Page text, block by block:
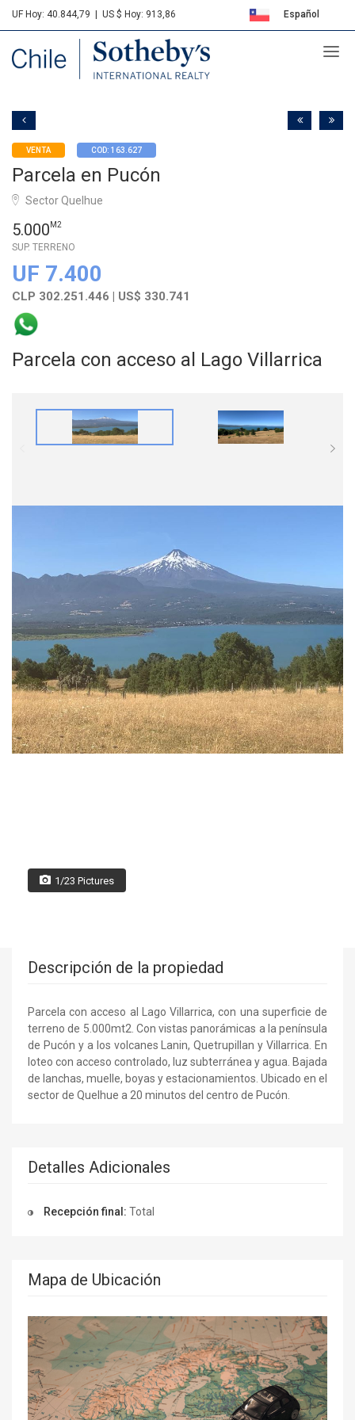
UF Hoy: 40.844,79 US $ Hoy: 913,86 Español
Sotheby's
VENTA COD: 163.627
Parcela en Pucón
Sector Quelhue
5.000 M2
SUP. TERRENO
UF 7.400
CLP 302.251.446 | US$ 330.741
Parcela con acceso al Lago Villarrica
1/23 Pictures
Descripción de la propiedad
Parcela con acceso al Lago Villarrica, con una superficie de
terreno de 5.000mt2. Con vistas panorámicas a la península
de Pucón y a los volcanes Lanin, Quetrupillan y Villarrica. En
loteo con acceso controlado, luz subterránea y agua. Bajada
de lanchas, muelle, boyas y estacionamientos. Ubicado en el
sector de Quelhue a 20 minutos del centro de Pucón.
Detalles Adicionales
Recepción final: Total
Mapa de Ubicación